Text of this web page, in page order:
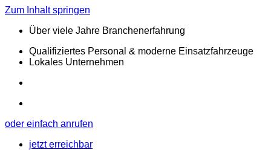
Zum Inhalt springen
Über viele Jahre Branchenerfahrung
Qualifiziertes Personal & moderne Einsatzfahrzeuge
Lokales Unternehmen
oder einfach anrufen
jetzt erreichbar